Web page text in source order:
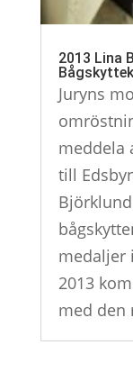
2013 Lina
Juryns
meddela
till
medaljer
2013
med den